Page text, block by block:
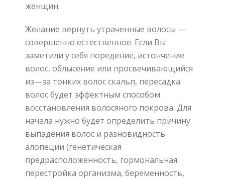
женщин.
Желание вернуть утраченные волосы —
совершенно естественное. Если Вы
заметили у себя поредение, истончение
волос, облысение или просвечивающийся
из—за тонких волос скальп, пересадка
волос будет эффектным способом
восстановления волосяного покрова. Для
начала нужно будет определить причину
выпадения волос и разновидность
алопеции (генетическая
предрасположенность, гормональная
перестройка организма, беременность,